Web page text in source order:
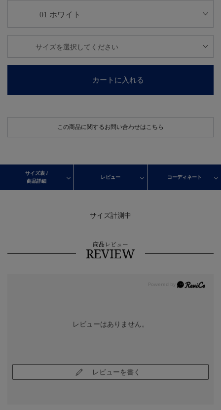
カートに入れる
この商品に関するお問い合わせはこちら
サイズ表 /
商品詳細
レビュー コーディネート
サイズ計測中
商品レビュー
REVIEW
レビューはありません。
レビューを書く